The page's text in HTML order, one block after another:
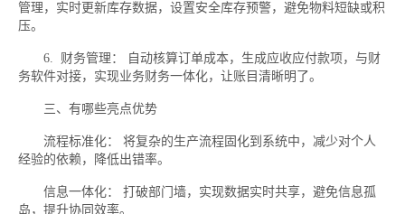
管理，实时更新库存数据，设置安全库存预警，避免物料短缺或积
压。
6. 财务管理： 自动核算订单成本，生成应收应付款项，与财
务软件对接，实现业务财务一体化，让账目清晰明了。
三、有哪些亮点优势
流程标准化： 将复杂的生产流程固化到系统中，减少对个人
经验的依赖，降低出错率。
信息一体化： 打破部门墙，实现数据实时共享，避免信息孤
岛，提升协同效率。